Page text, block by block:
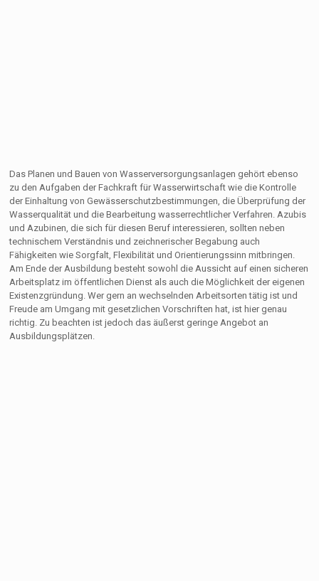
Das Planen und Bauen von Wasserversorgungsanlagen gehört ebenso
zu den Aufgaben der Fachkraft für Wasserwirtschaft wie die Kontrolle
der Einhaltung von Gewässerschutzbestimmungen, die Überprüfung der
Wasserqualität und die Bearbeitung wasserrechtlicher Verfahren. Azubis
und Azubinen, die sich für diesen Beruf interessieren, sollten neben
technischem Verständnis und zeichnerischer Begabung auch
Fähigkeiten wie Sorgfalt, Flexibilität und Orientierungssinn mitbringen.
Am Ende der Ausbildung besteht sowohl die Aussicht auf einen sicheren
Arbeitsplatz im öffentlichen Dienst als auch die Möglichkeit der eigenen
Existenzgründung. Wer gern an wechselnden Arbeitsorten tätig ist und
Freude am Umgang mit gesetzlichen Vorschriften hat, ist hier genau
richtig. Zu beachten ist jedoch das äußerst geringe Angebot an
Ausbildungsplätzen.